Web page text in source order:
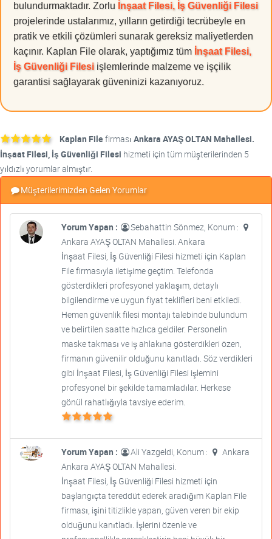
bulundurmaktadır. Zorlu İnşaat Filesi, İş Güvenliği Filesi
projelerinde ustalarımız, yılların getirdiği tecrübeyle en
pratik ve etkili çözümleri sunarak gereksiz maliyetlerden
kaçınır. Kaplan File olarak, yaptığımız tüm İnşaat Filesi,
İş Güvenliği Filesi işlemlerinde malzeme ve işçilik
garantisi sağlayarak güveninizi kazanıyoruz.
Kaplan Filefirması Ankara AYAŞ OLTAN Mahallesi.
İnşaat Filesi, İş Güvenliği Filesi hizmeti için tüm müşterilerinden 5
yıldızlı yorumlar almıştır.
Müşterilerimizden Gelen Yorumlar
Yorum Yapan :
Sebahattin Sönmez, Konum :
Ankara AYAŞ OLTAN Mahallesi. Ankara
İnşaat Filesi, İş Güvenliği Filesi hizmeti için Kaplan
File firmasıyla iletişime geçtim. Telefonda
gösterdikleri profesyonel yaklaşım, detaylı
bilgilendirme ve uygun fiyat teklifleri beni etkiledi.
Hemen güvenlik filesi montajı talebinde bulundum
ve belirtilen saatte hızlıca geldiler. Personelin
maske takması ve iş ahlakına gösterdikleri özen,
firmanın güvenilir olduğunu kanıtladı. Söz verdikleri
gibi İnşaat Filesi, İş Güvenliği Filesi işlemini
profesyonel bir şekilde tamamladılar. Herkese
gönül rahatlığıyla tavsiye ederim.
Yorum Yapan : Ali Yazgeldi, Konum :
Ankara
Ankara AYAŞ OLTAN Mahallesi.
İnşaat Filesi, İş Güvenliği Filesi hizmeti için
başlangıçta tereddüt ederek aradığım Kaplan File
firması, işini titizlikle yapan, güven veren bir ekip
olduğunu kanıtladı. İşlerini özenle ve